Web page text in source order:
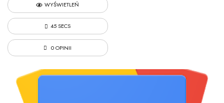
WYŚWIETLEŃ
45 SECS
0 OPINII